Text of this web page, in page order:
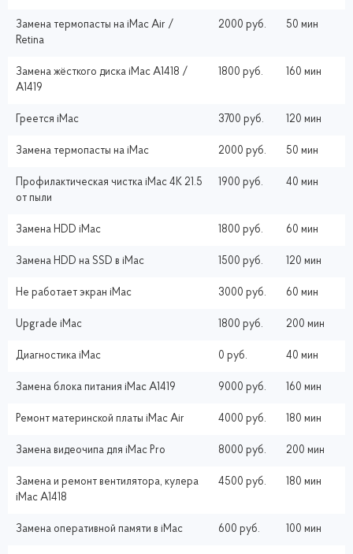
Замена термопасты на iMac Air /
Retina
2000 руб. 50 мин
Замена жёсткого диска iMac A1418 /
A1419
1800 руб. 160 мин
Греется iMac 3700 руб. 120 мин
Замена термопасты на iMac 2000 руб. 50 мин
Профилактическая чистка iMac 4K 21.5
от пыли
1900 руб. 40 мин
Замена HDD iMac 1800 руб. 60 мин
Замена HDD на SSD в iMac 1500 руб. 120 мин
Не работает экран iMac 3000 руб. 60 мин
Upgrade iMac 1800 руб. 200 мин
Диагностика iMac 0 руб. 40 мин
Замена блока питания iMac A1419 9000 руб. 160 мин
Ремонт материнской платы iMac Air 4000 руб. 180 мин
Замена видеочипа для iMac Pro 8000 руб. 200 мин
Замена и ремонт вентилятора, кулера
iMac A1418
4500 руб. 180 мин
Замена оперативной памяти в iMac 600 руб. 100 мин